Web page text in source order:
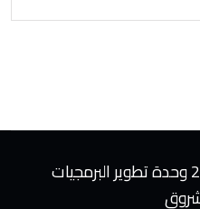
جميع الحقوق محفوظة © 2025 وحدة تطوير البرمجيات